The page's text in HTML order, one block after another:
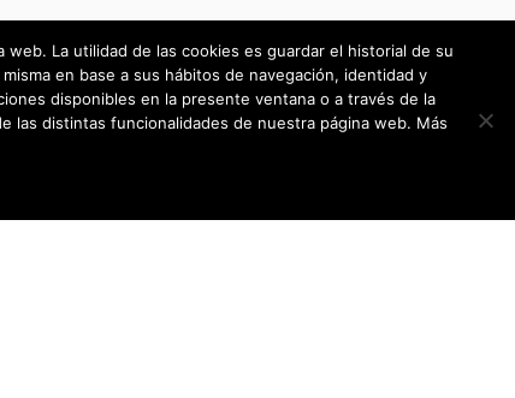
La utilidad de las cookies es guardar el historial de su
en base a sus hábitos de navegación, identidad y
disponibles en la presente ventana o a través de la
las distintas funcionalidades de nuestra página web. Más